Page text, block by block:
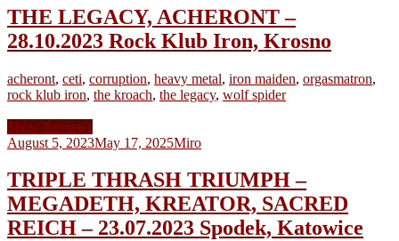
THE LEGACY, ACHERONT –
28.10.2023 Rock Klub Iron, Krosno
acheront, ceti, corruption, heavy metal, iron maiden, orgasmatron,
rock klub iron, the kroach, the legacy, wolf spider
Show Reviews
August 5, 2023May 17, 2025Miro
TRIPLE THRASH TRIUMPH –
MEGADETH, KREATOR, SACRED
REICH – 23.07.2023 Spodek, Katowice